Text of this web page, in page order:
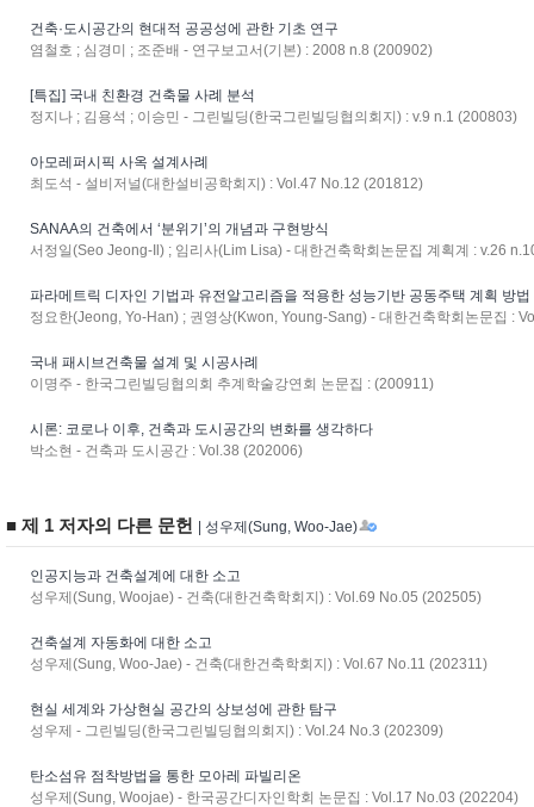
건축·도시공간의 현대적 공공성에 관한 기초 연구
염철호 ; 심경미 ; 조준배 - 연구보고서(기본) : 2008 n.8 (200902)
[특집] 국내 친환경 건축물 사례 분석
정지나 ; 김용석 ; 이승민 - 그린빌딩(한국그린빌딩협의회지) : v.9 n.1 (200803)
아모레퍼시픽 사옥 설계사례
최도석 - 설비저널(대한설비공학회지) : Vol.47 No.12 (201812)
SANAA의 건축에서 ‘분위기’의 개념과 구현방식
서정일(Seo Jeong-Il) ; 임리사(Lim Lisa) - 대한건축학회논문집 계획계 : v.26
파라메트릭 디자인 기법과 유전알고리즘을 적용한 성능기반 공동주택 계획 방법
정요한(Jeong, Yo-Han) ; 권영상(Kwon, Young-Sang) - 대한건축학회논문집 :
국내 패시브건축물 설계 및 시공사례
이명주 - 한국그린빌딩협의회 추계학술강연회 논문집 : (200911)
시론: 코로나 이후, 건축과 도시공간의 변화를 생각하다
박소현 - 건축과 도시공간 : Vol.38 (202006)
■ 제 1 저자의 다른 문헌 | 성우제(Sung, Woo-Jae)
인공지능과 건축설계에 대한 소고
성우제(Sung, Woojae) - 건축(대한건축학회지) : Vol.69 No.05 (202505)
건축설계 자동화에 대한 소고
성우제(Sung, Woo-Jae) - 건축(대한건축학회지) : Vol.67 No.11 (202311)
현실 세계와 가상현실 공간의 상보성에 관한 탐구
성우제 - 그린빌딩(한국그린빌딩협의회지) : Vol.24 No.3 (202309)
탄소섬유 점착방법을 통한 모아레 파빌리온
성우제(Sung, Woojae) - 한국공간디자인학회 논문집 : Vol.17 No.03 (202204)